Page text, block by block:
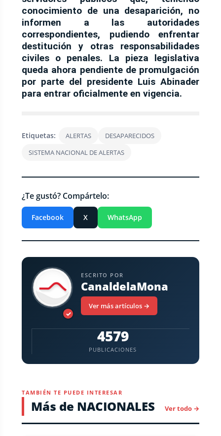
conocimiento de una desaparición, no
informen a las autoridades
correspondientes, pudiendo enfrentar
destitución y otras responsabilidades
civiles o penales. La pieza legislativa
queda ahora pendiente de promulgación
por parte del presidente Luis Abinader
para entrar oficialmente en vigencia.
Etiquetas: ALERTAS
DESAPARECIDOS
SISTEMA NACIONAL DE ALERTAS
¿Te gustó? Compártelo:
Facebook X WhatsApp
✓
ESCRITO POR
CanaldelaMona
Ver más artículos →
4579
PUBLICACIONES
TAMBIÉN TE PUEDE INTERESAR
Más de NACIONALES Ver todo →